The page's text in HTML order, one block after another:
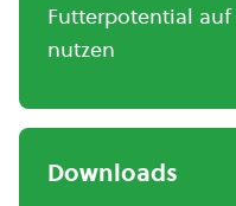
Futterpotential
nutzen
Downloads